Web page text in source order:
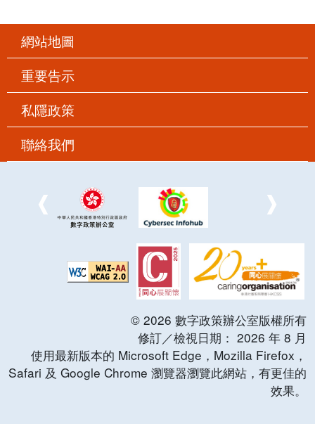
網站地圖
重要告示
私隱政策
聯絡我們
© 2026 數字政策辦公室版權所有
修訂／檢視日期： 2026 年 8 月
使用最新版本的 Microsoft Edge，Mozilla Firefox，
Safari 及 Google Chrome 瀏覽器瀏覽此網站，有更佳的
效果。